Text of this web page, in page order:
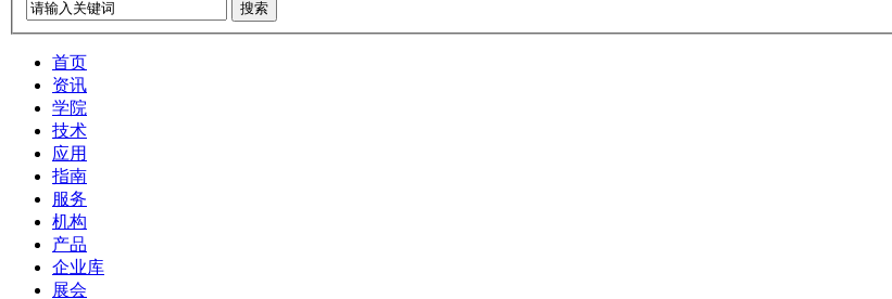
搜索
首页
资讯
学院
技术
应用
指南
服务
机构
产品
企业库
展会